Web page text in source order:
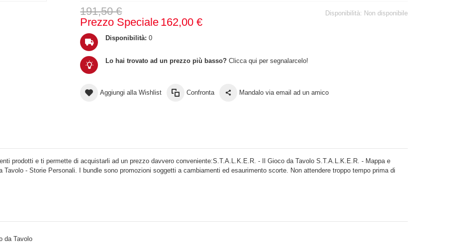
Disponibilità: Non disponibile
191,50 €
Prezzo Speciale 162,00 €
Disponibilità: 0
Lo hai trovato ad un prezzo più basso? Clicca qui per segnalarcelo!
Aggiungi alla Wishlist Confronta Mandalo via email ad un amico
prodotti e ti permette di acquistarli ad un prezzo davvero conveniente:S.T.A.L.K.E.R. - Il Gioco da Tavolo S.T.A.L.K.E.R. - Mappa e
- Storie Personali. I bundle sono promozioni soggetti a cambiamenti ed esaurimento scorte. Non attendere troppo tempo prima di
da Tavolo